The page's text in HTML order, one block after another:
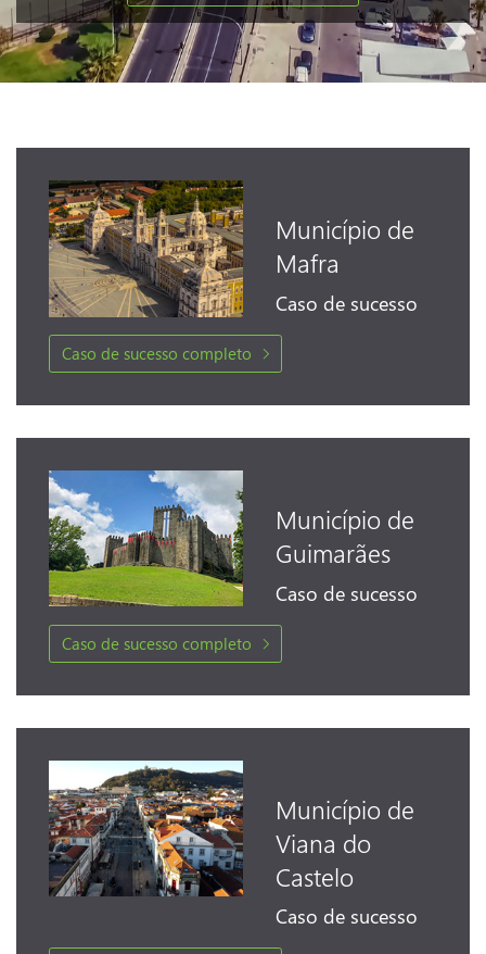
Município de
Mafra
Caso de sucesso completo
Município de
Guimarães
Caso de sucesso completo
Município de
Viana do
Castelo